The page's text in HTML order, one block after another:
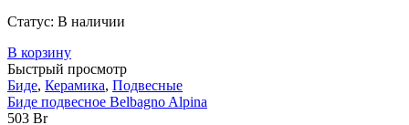
Статус: В наличии
В корзину
Быстрый просмотр
Биде, Керамика, Подвесные
Биде подвесное Belbagno Alpina
503 Br